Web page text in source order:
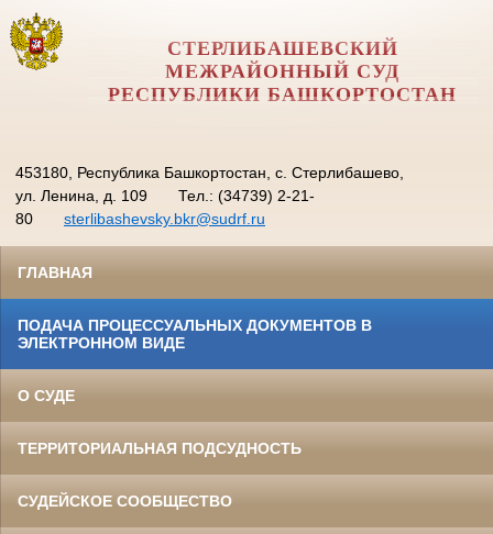
СТЕРЛИБАШЕВСКИЙ
МЕЖРАЙОННЫЙ СУД
РЕСПУБЛИКИ БАШКОРТОСТАН
453180, Республика Башкортостан, с. Стерлибашево,
ул. Ленина, д. 109
Тел.: (34739) 2-21-
80
sterlibashevsky.bkr@sudrf.ru
ГЛАВНАЯ
ПОДАЧА ПРОЦЕССУАЛЬНЫХ ДОКУМЕНТОВ В
ЭЛЕКТРОННОМ ВИДЕ
О СУДЕ
ТЕРРИТОРИАЛЬНАЯ ПОДСУДНОСТЬ
СУДЕЙСКОЕ СООБЩЕСТВО